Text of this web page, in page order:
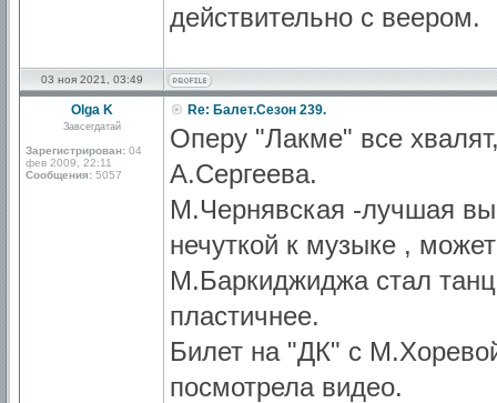
действительно с веером.
03 ноя 2021, 03:49
Olga K
Завсегдатай
Зарегистрирован: 04
фев 2009, 22:11
Сообщения: 5057
Re: Балет.Сезон 239.
Оперу "Лакме" все
А.Сергеева.
М.Чернявская -лучшая
нечуткой к музыке ,
М.Баркиджиджа стал
пластичнее.
Билет на "ДК" с
посмотрела видео.